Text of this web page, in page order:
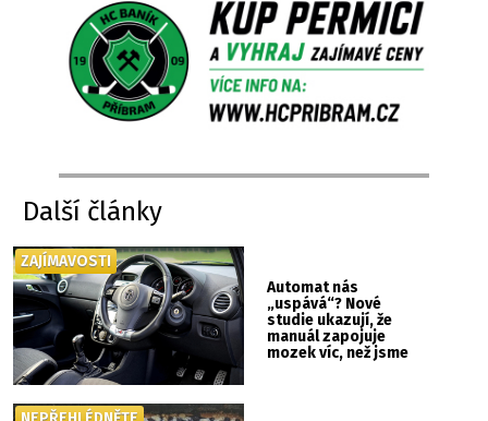
Další články
Automat nás
„uspává“? Nové
studie ukazují, že
manuál zapojuje
mozek víc, než jsme
ZAJÍMAVOSTI